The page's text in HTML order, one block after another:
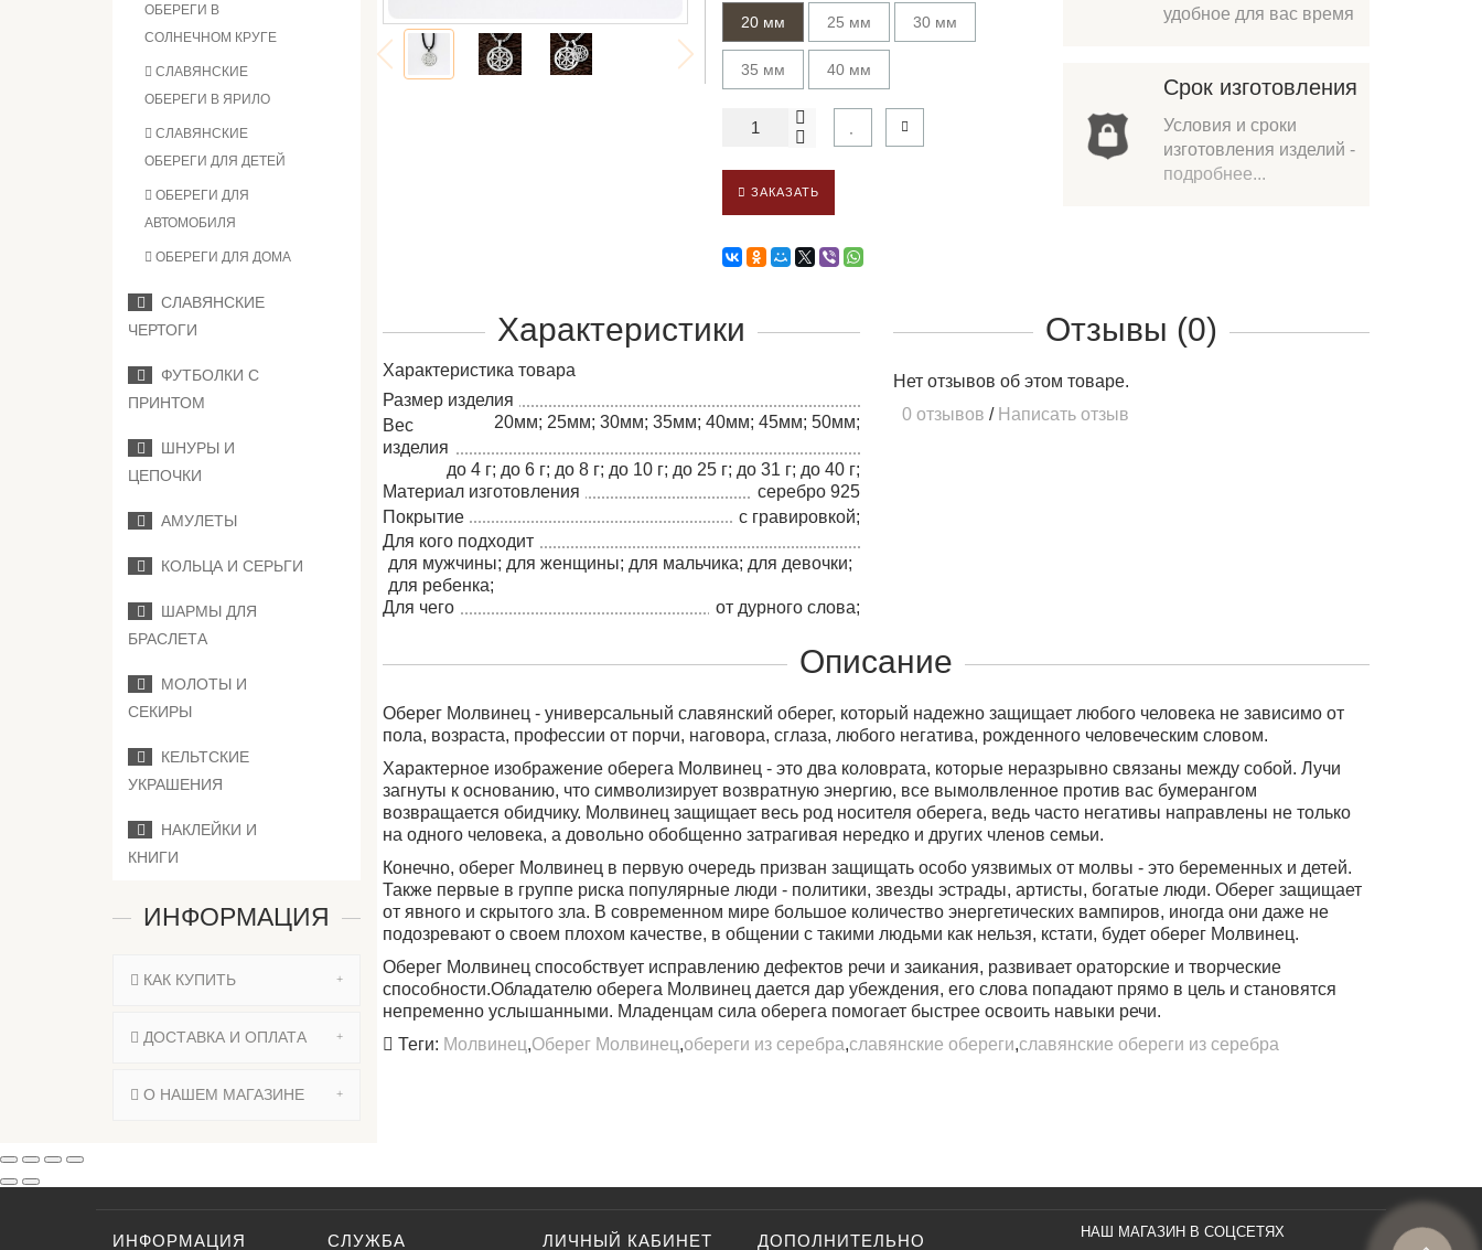
ОБЕРЕГИ В
СОЛНЕЧНОМ КРУГЕ
СЛАВЯНСКИЕ
ОБЕРЕГИ В ЯРИЛО
СЛАВЯНСКИЕ
ОБЕРЕГИ ДЛЯ ДЕТЕЙ
ОБЕРЕГИ ДЛЯ
АВТОМОБИЛЯ
ОБЕРЕГИ ДЛЯ ДОМА
СЛАВЯНСКИЕ
ЧЕРТОГИ
ФУТБОЛКИ С
ПРИНТОМ
ШНУРЫ И
ЦЕПОЧКИ
АМУЛЕТЫ
КОЛЬЦА И СЕРЬГИ
ШАРМЫ ДЛЯ
БРАСЛЕТА
МОЛОТЫ И
СЕКИРЫ
КЕЛЬТСКИЕ
УКРАШЕНИЯ
НАКЛЕЙКИ И
КНИГИ
ИНФОРМАЦИЯ
КАК КУПИТЬ
ДОСТАВКА И ОПЛАТА
О НАШЕМ МАГАЗИНЕ
20 мм 25 мм 30 мм
35 мм 40 мм
ЗАКАЗАТЬ
удобное для вас время
Срок изготовления
Условия и сроки
изготовления изделий -
подробнее...
Характеристики
Характеристика товара
Размер изделия
20мм; 25мм; 30мм; 35мм; 40мм; 45мм; 50мм;
Вес
изделия
до 4 г; до 6 г; до 8 г; до 10 г; до 25 г; до 31 г; до 40 г;
Материал изготовления
серебро 925
Покрытие
с гравировкой;
Для кого подходит
для мужчины; для женщины; для мальчика; для девочки;
для ребенка;
Для чего
от дурного слова;
Отзывы (0)
Нет отзывов об этом товаре.
0 отзывов / Написать отзыв
Описание
Оберег Молвинец - универсальный славянский оберег, который надежно защищает любого человека не зависимо от
пола, возраста, профессии от порчи, наговора, сглаза, любого негатива, рожденного человеческим словом.
Характерное изображение оберега Молвинец - это два коловрата, которые неразрывно связаны между собой. Лучи
загнуты к основанию, что символизирует возвратную энергию, все вымолвленное против вас бумерангом
возвращается обидчику. Молвинец защищает весь род носителя оберега, ведь часто негативы направлены не только
на одного человека, а довольно обобщенно затрагивая нередко и других членов семьи.
Конечно, оберег Молвинец в первую очередь призван защищать особо уязвимых от молвы - это беременных и детей.
Также первые в группе риска популярные люди - политики, звезды эстрады, артисты, богатые люди.Оберег защищает
от явного и скрытого зла. В современном мире большое количество энергетических вампиров, иногда они даже не
подозревают о своем плохом качестве, в общении с такими людьми как нельзя, кстати, будет оберег Молвинец.
Оберег Молвинец способствует исправлению дефектов речи и заикания, развивает ораторские и творческие
способности.Обладателю оберега Молвинец дается дар убеждения, его слова попадают прямо в цель и становятся
непременно услышанными. Младенцам сила оберега помогает быстрее освоить навыки речи.
Теги: Молвинец,Оберег Молвинец,обереги из серебра,славянские обереги,славянские обереги из серебра
ИНФОРМАЦИЯ
СЛУЖБА
ЛИЧНЫЙ КАБИНЕТ ДОПОЛНИТЕЛЬНО НАШ МАГАЗИН В СОЦСЕТЯХ